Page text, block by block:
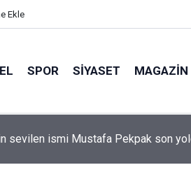
Ekle
SPOR SIYASET MAGAZIN
"Körfez'de devam eden savaş